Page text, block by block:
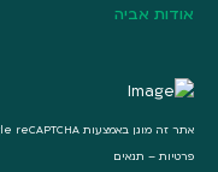
אודות אביה
אתר זה מוגן באמצעות Google reCAPTCHA
פרטיות – תנאים